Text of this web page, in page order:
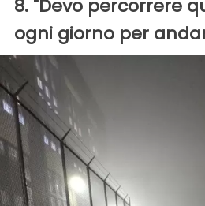
8. "Devo percorrere
ogni giorno per